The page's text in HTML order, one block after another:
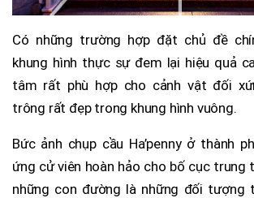
Có những trường hợp đặt chủ đề
khung hình thực sự đem lại hiệu quả
tâm rất phù hợp cho cảnh vật đối
trông rất đẹp trong khung hình vuông.
Bức ảnh chụp cầu Ha’penny ở thành
ứng cử viên hoàn hảo cho bố cục trung
những con đường là những đối tượng